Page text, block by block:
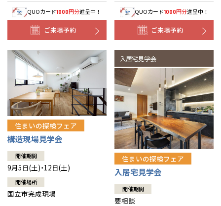
QUOカード1000円分進呈中！
ご来場予約
QUOカード1000円分進呈中！
ご来場予約
住まいの探検フェア
構造現場見学会
開催期間
9月5日(土)・12日(土)
開催場所
国立市完成現場
住まいの探検フェア
入居宅見学会
開催期間
要相談